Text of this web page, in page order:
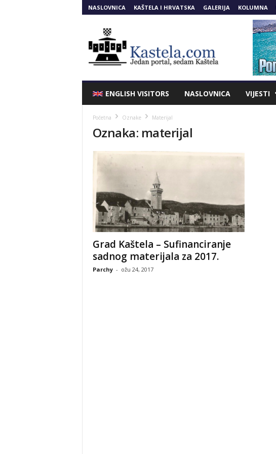
NASLOVNICA KAŠTELA I HRVATSKA GALERIJA KOLUMNA
ENGLISH VISITORS NASLOVNICA VIJESTI
Početna Oznake Materijal
Oznaka: materijal
Grad Kaštela – Sufinanciranje
sadnog materijala za 2017.
Parchy - ožu 24, 2017